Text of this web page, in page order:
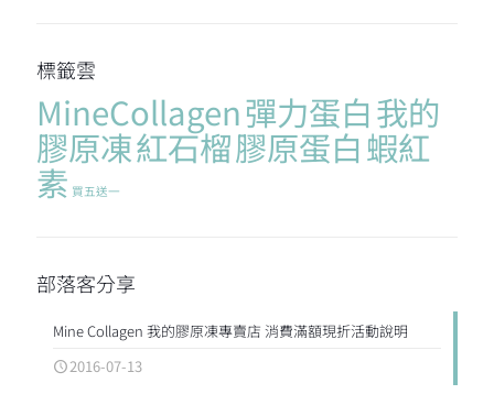
標籤雲
MineCollagen彈力蛋白我的
膠原凍紅石榴膠原蛋白蝦紅
素 買五送一
部落客分享
Mine Collagen 我的膠原凍專賣店 消費滿額現折活動說明
2016-07-13